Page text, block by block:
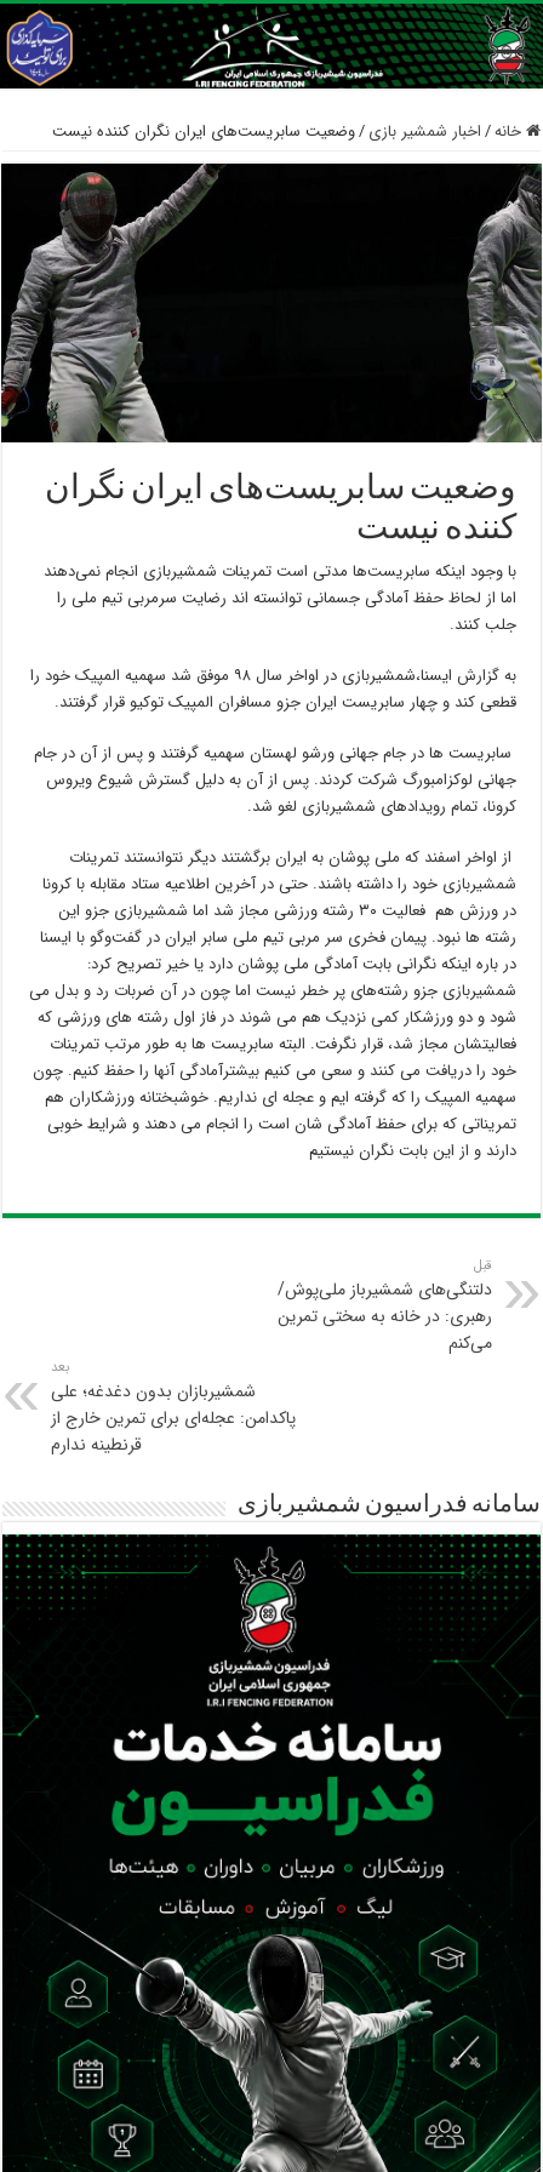
خانه/اخبار شمشیر بازی /وضعیت سابریست‌های ایران نگران کننده نیست
وضعیت سابریست‌های ایران نگران
کننده نیست
با وجود اینکه سابریست‌ها مدتی است تمرینات شمشیربازی انجام نمی‌دهند
اما از لحاظ حفظ آمادگی جسمانی توانسته اند رضایت سرمربی تیم ملی را
جلب کنند.
به گزارش ایسنا،شمشیربازی در اواخر سال ۹۸ موفق شد سهمیه المپیک خود را
قطعی کند و چهار سابریست ایران جزو مسافران المپیک توکیو قرار گرفتند.
سابریست ها در جام جهانی ورشو لهستان سهمیه گرفتند و پس از آن در جام
جهانی لوکزامبورگ شرکت کردند. پس از آن به دلیل گسترش شیوع ویروس
کرونا، تمام رویدادهای شمشیربازی لغو شد.
از اواخر اسفند که ملی پوشان به ایران برگشتند دیگر نتوانستند تمرینات
شمشیربازی خود را داشته باشند. حتی در آخرین اطلاعیه ستاد مقابله با کرونا
در ورزش هم فعالیت ۳۰ رشته ورزشی مجاز شد اما شمشیربازی جزو این
رشته ها نبود. پیمان فخری سر مربی تیم ملی سابر ایران در گفت‌وگو با ایسنا
در باره اینکه نگرانی بابت آمادگی ملی پوشان دارد یا خیر تصریح کرد:
شمشیربازی جزو رشته‌های پر خطر نیست اما چون در آن ضربات رد و بدل می
شود و دو ورزشکار کمی نزدیک هم می شوند در فاز اول رشته های ورزشی که
فعالیتشان مجاز شد، قرار نگرفت. البته سابریست ها به طور مرتب تمرینات
خود را دریافت می کنند و سعی می کنیم بیشترآمادگی آنها را حفظ کنیم. چون
سهمیه المپیک را که گرفته ایم و عجله ای نداریم. خوشبختانه ورزشکاران هم
تمریناتی که برای حفظ آمادگی شان است را انجام می دهند و شرایط خوبی
دارند و از این بابت نگران نیستیم
قبل
دلتنگی‌های شمشیرباز ملی‌پوش/
رهبری: در خانه به سختی تمرین
می‌کنم
بعد
شمشیربازان بدون دغدغه؛ علی
پاکدامن: عجله‌ای برای تمرین خارج از
قرنطینه ندارم
سامانه فدراسیون شمشیربازی